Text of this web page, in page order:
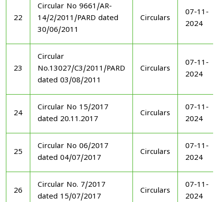
22
Circular No 9661/AR-
14/2/2011/PARD dated
30/06/2011
Circulars
07-11-
2024
23
Circular
No.13027/C3/2011/PARD
dated 03/08/2011
Circulars
07-11-
2024
24
Circular No 15/2017
dated 20.11.2017
Circulars
07-11-
2024
25
Circular No 06/2017
dated 04/07/2017
Circulars
07-11-
2024
26
Circular No. 7/2017
dated 15/07/2017
Circulars
07-11-
2024